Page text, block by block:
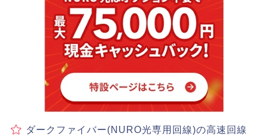
ダークファイバー(NURO光専用回線)の高速回線